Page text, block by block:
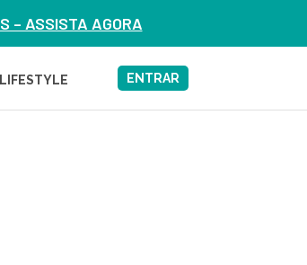
– ASSISTA AGORA
LIFESTYLE ENTRAR